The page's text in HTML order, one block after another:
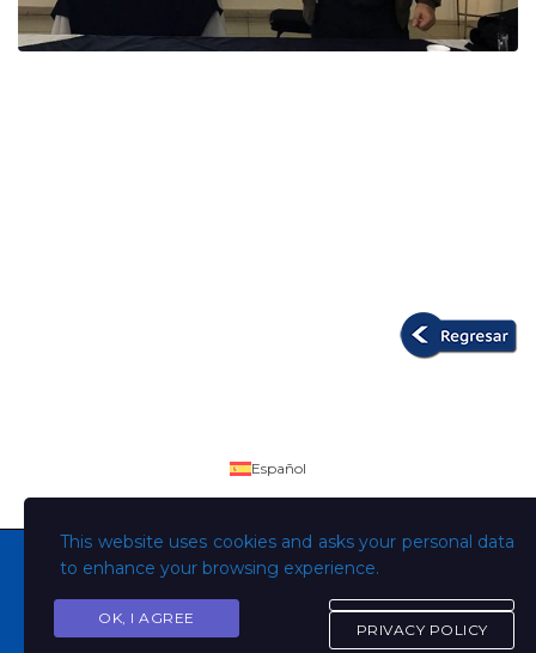
Copyright © Todos los derechos son de la Universidad
This website uses cookies and asks your personal data
to enhance your browsing experience.
OK, I AGREE
PRIVACY POLICY
Español